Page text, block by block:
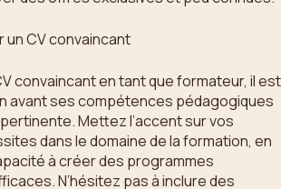
CV convaincant
convaincant en tant que formateur, il est
avant ses compétences pédagogiques
Mettez l’accent sur vos
dans le domaine de la formation, en
à créer des programmes
N’hésitez pas à inclure des